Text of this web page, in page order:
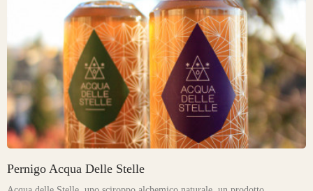
Pernigo Acqua Delle Stelle